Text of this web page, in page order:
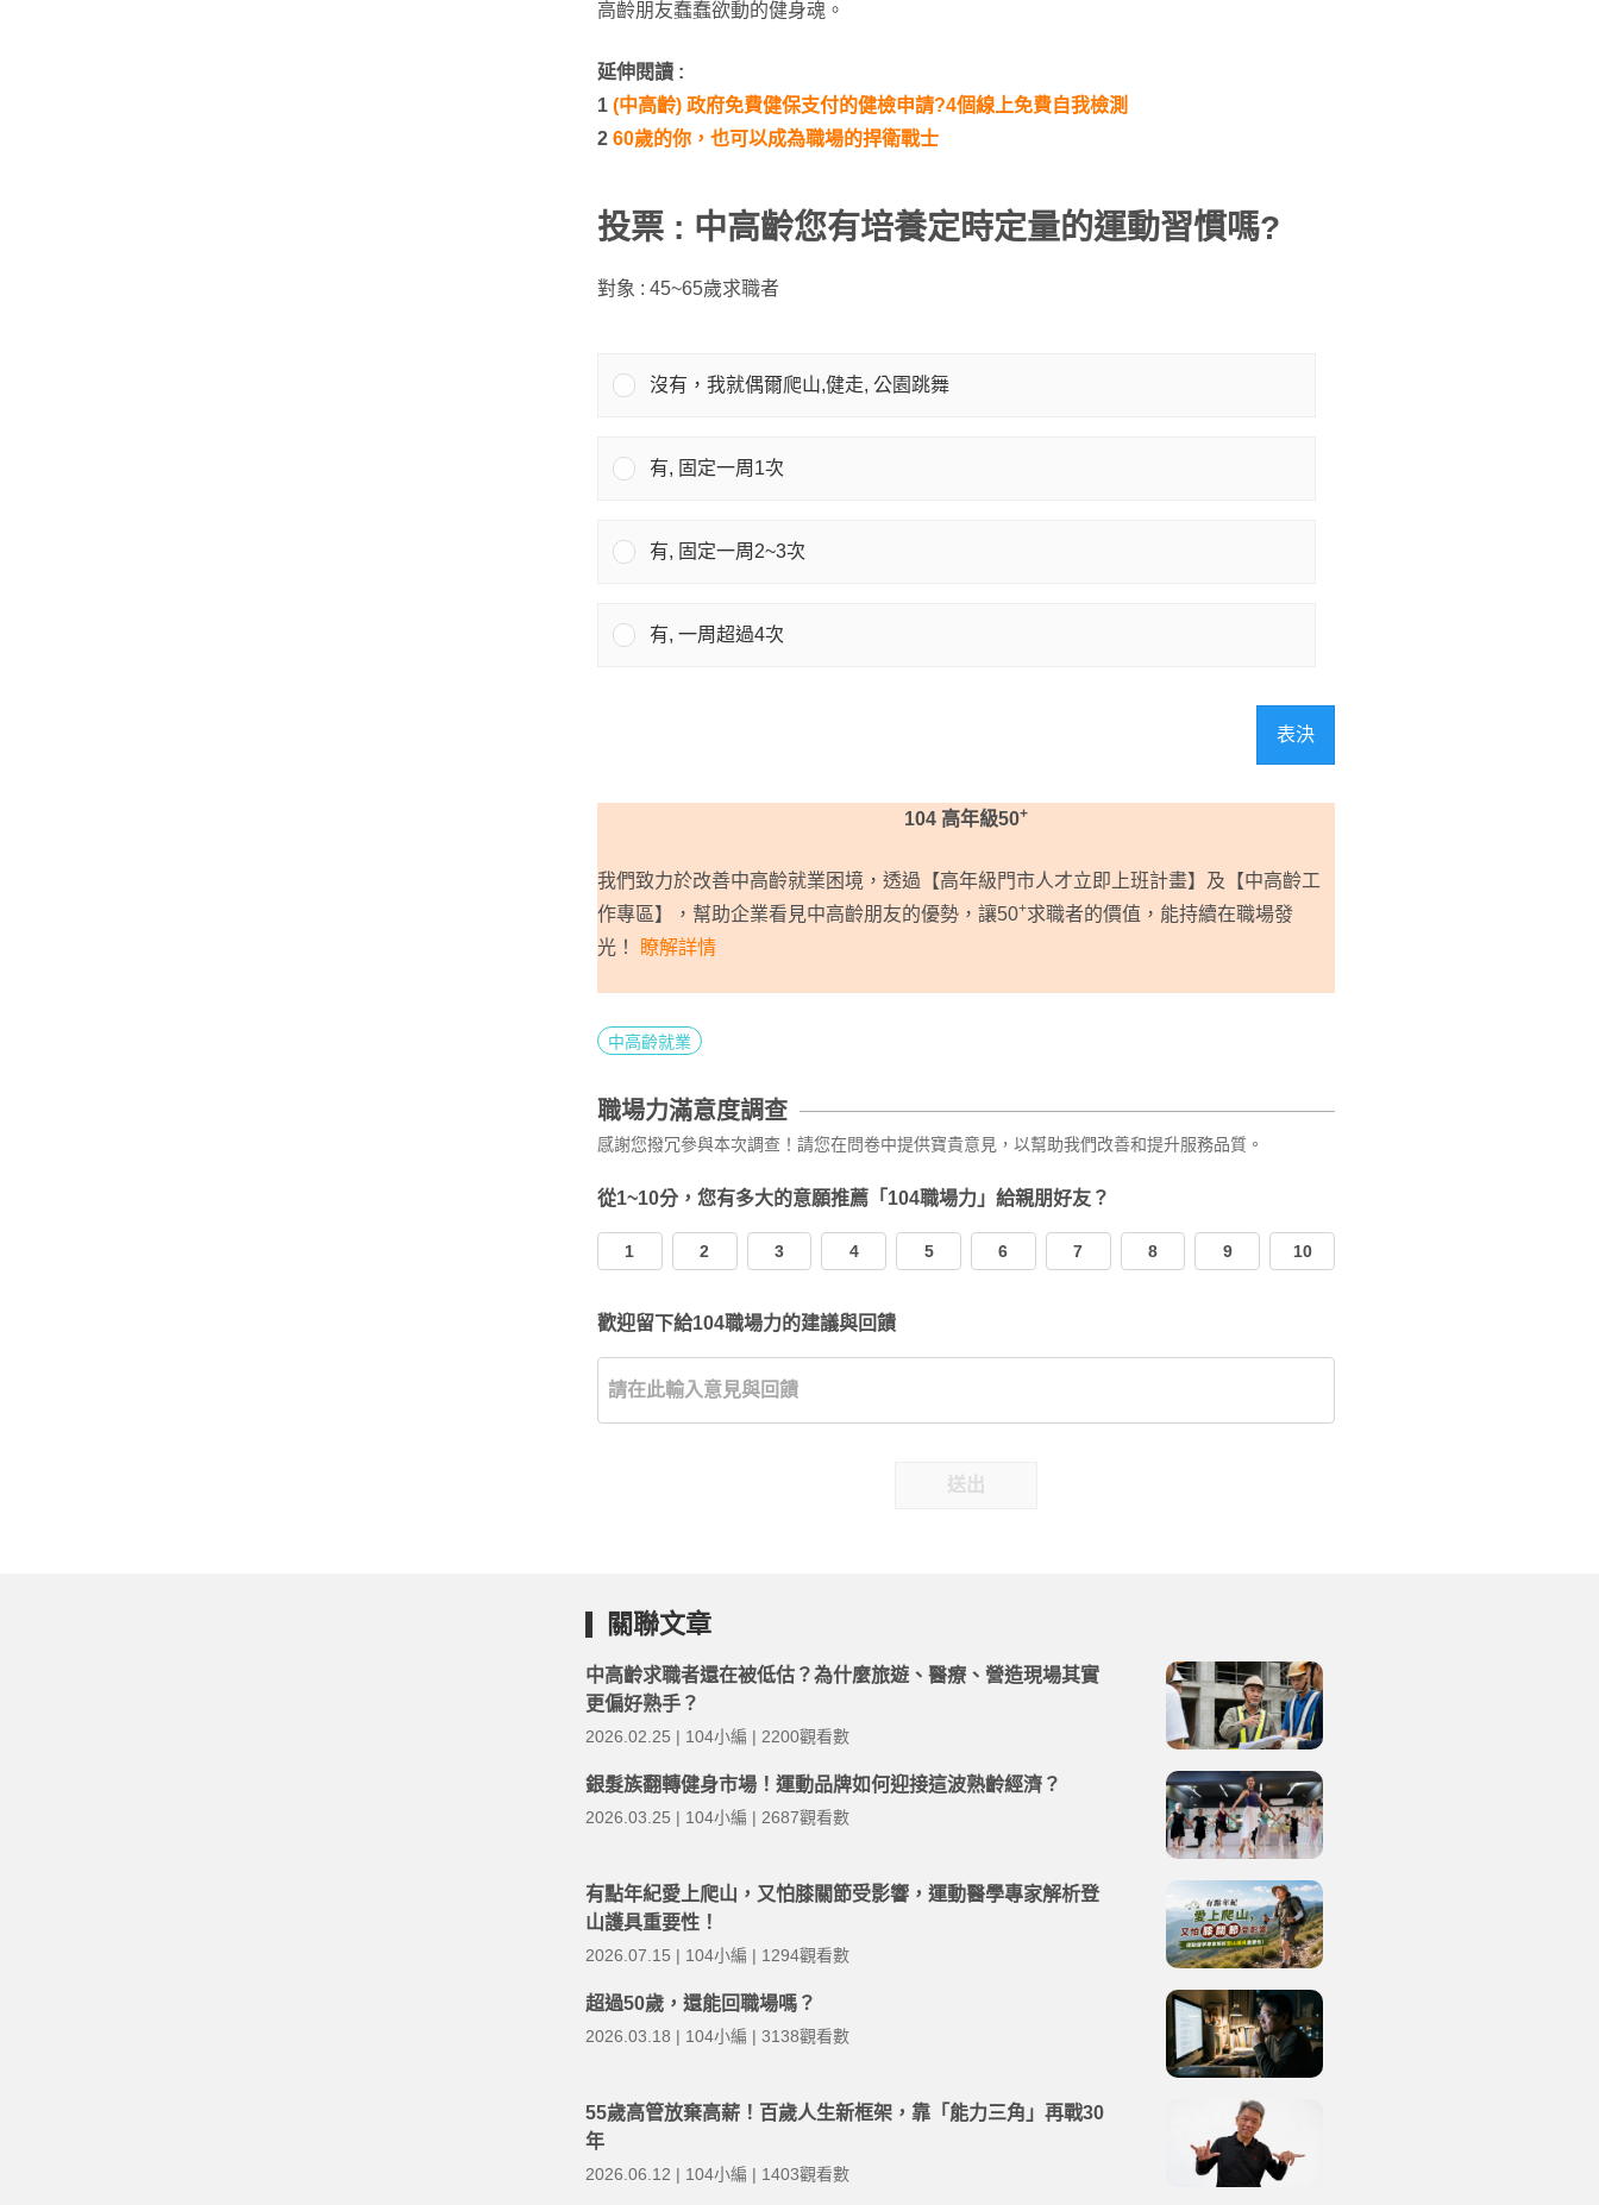
高齡朋友蠢蠢欲動的健身魂。
延伸閱讀 :
1 (中高齡) 政府免費健保支付的健檢申請?4個線上免費自我檢測
2 60歲的你，也可以成為職場的捍衛戰士
投票 : 中高齡您有培養定時定量的運動習慣嗎?
對象 : 45~65歲求職者
沒有，我就偶爾爬山,健走, 公園跳舞
有, 固定一周1次
有, 固定一周2~3次
有, 一周超過4次
表決
104 高年級50+
我們致力於改善中高齡就業困境，透過【高年級門市人才立即上班計畫】及【中高齡工
作專區】，幫助企業看見中高齡朋友的優勢，讓50+求職者的價值，能持續在職場發
光！
瞭解詳情
中高齡就業
職場力滿意度調查
感謝您撥冗參與本次調查！請您在問卷中提供寶貴意見，以幫助我們改善和提升服務品質。
從1~10分，您有多大的意願推薦「104職場力」給親朋好友？
1 2 3 4 5 6 7 8 9 10
歡迎留下給104職場力的建議與回饋
送出
關聯文章
中高齡求職者還在被低估？為什麼旅遊、醫療、營造現場其實
更偏好熟手？
2026.02.25 | 104小編 | 2200觀看數
銀髮族翻轉健身市場！運動品牌如何迎接這波熟齡經濟？
2026.03.25 | 104小編 | 2687觀看數
有點年紀愛上爬山，又怕膝關節受影響，運動醫學專家解析登
山護具重要性！
2026.07.15 | 104小編 | 1294觀看數
超過50歲，還能回職場嗎？
2026.03.18 | 104小編 | 3138觀看數
55歲高管放棄高薪！百歲人生新框架，靠「能力三角」再戰30
年
2026.06.12 | 104小編 | 1403觀看數